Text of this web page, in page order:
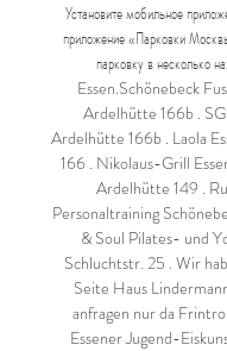
Установите мобильное
приложение «Парковки
парковку в несколько
Essen.Schönebeck
Ardelhütte 166b .
Ardelhütte 166b . Laola
166 . Nikolaus-Grill
Ardelhütte 149 .
Personaltraining
& Soul Pilates- und
Schluchtstr. 25 . Wir
Seite Haus
anfragen nur da
Essener Jugend-